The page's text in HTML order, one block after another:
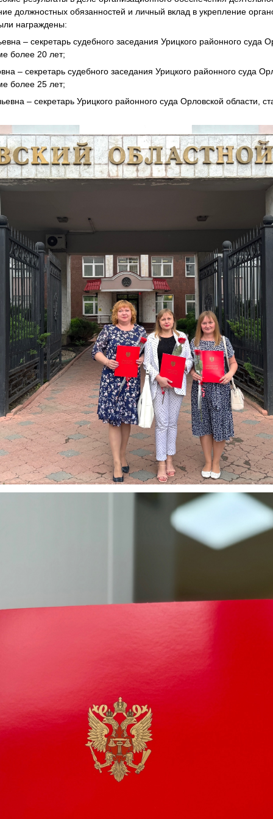
должностных обязанностей и личный вклад в укрепление
награждены:
– секретарь судебного заседания Урицкого районного суда
более 20 лет;
– секретарь судебного заседания Урицкого районного суда
более 25 лет;
– секретарь Урицкого районного суда Орловской области,